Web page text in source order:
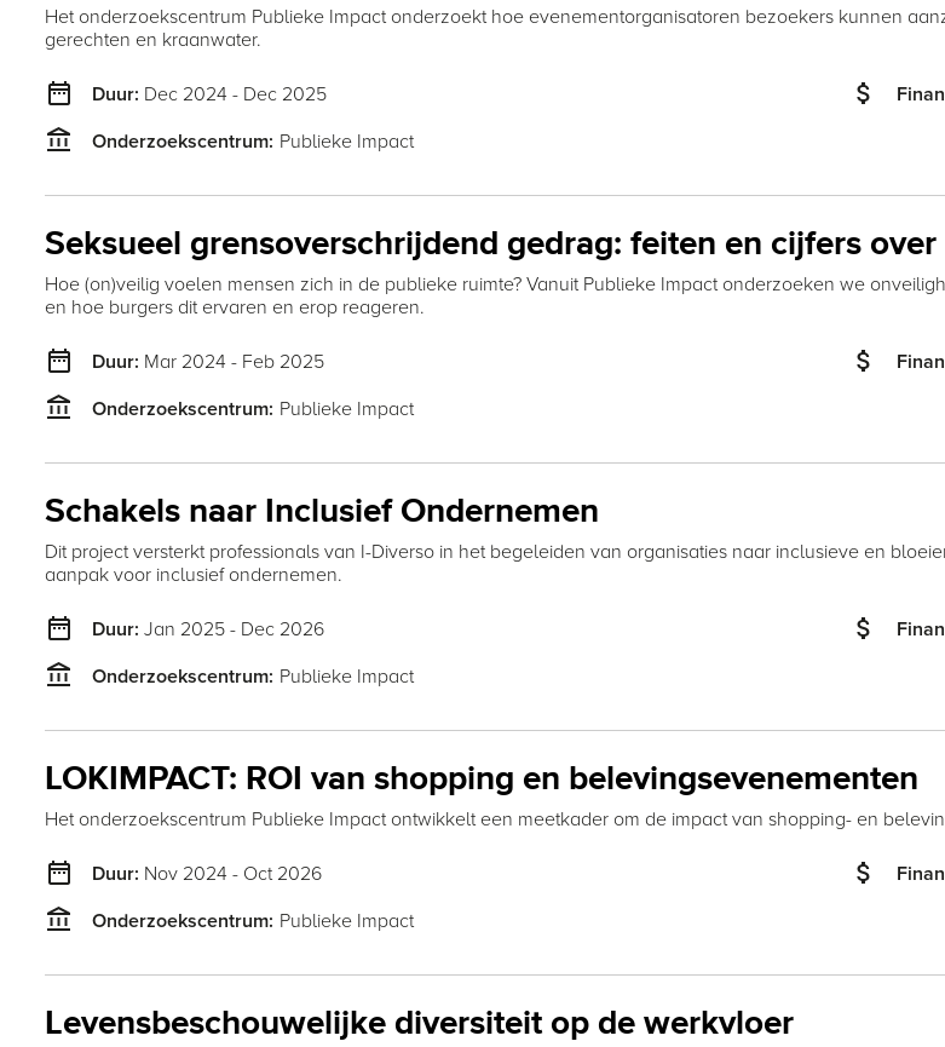
Het onderzoekscentrum Publieke Impact onderzoekt hoe evenementorganisatoren bezoekers kunnen
gerechten en kraanwater.
date_range Duur: Dec 2024 - Dec 2025
account_balance Onderzoekscentrum: Publieke Impact
attach_money
Seksueel grensoverschrijdend gedrag: feiten en cijfers
Hoe (on)veilig voelen mensen zich in de publieke ruimte? Vanuit Publieke Impact onderzoeken we
en hoe burgers dit ervaren en erop reageren.
date_range Duur: Mar 2024 - Feb 2025
account_balance Onderzoekscentrum: Publieke Impact
attach_money
Schakels naar Inclusief Ondernemen
Dit project versterkt professionals van I-Diverso in het begeleiden van organisaties naar inclusieve en
aanpak voor inclusief ondernemen.
date_range Duur: Jan 2025 - Dec 2026
account_balance Onderzoekscentrum: Publieke Impact
attach_money
LOKIMPACT: ROI van shopping en belevingsevenementen
Het onderzoekscentrum Publieke Impact ontwikkelt een meetkader om de impact van shopping- en
date_range Duur: Nov 2024 - Oct 2026
account_balance Onderzoekscentrum: Publieke Impact
attach_money
Levensbeschouwelijke diversiteit op de werkvloer